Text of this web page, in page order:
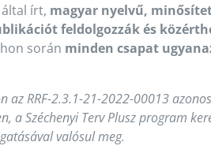
írt, magyar nyelvű,
feldolgozzák és
során minden csapat
az RRF-2.3.1-21-2022-00013
a Széchenyi Terv Plusz program
valósul meg.